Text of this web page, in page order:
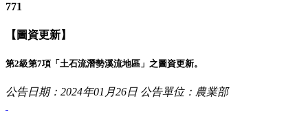
771
【圖資更新】
第2級第7項「土石流潛勢溪流地區」之圖資更新。
公告日期：2024年01月26日 公告單位：農業部